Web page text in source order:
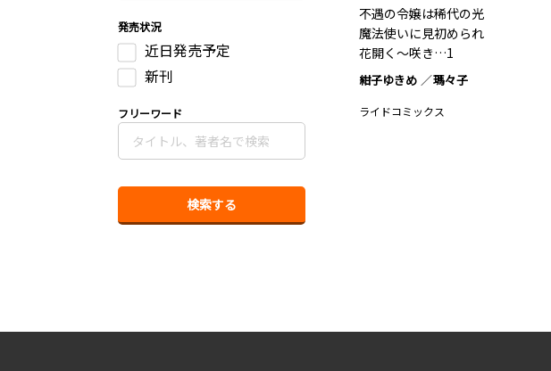
発売状況
近日発売予定
新刊
フリーワード
不遇の令嬢は稀代の光
魔法使いに見初められ
花開く～咲き…1
紺子ゆきめ 瑪々子
ライドコミックス